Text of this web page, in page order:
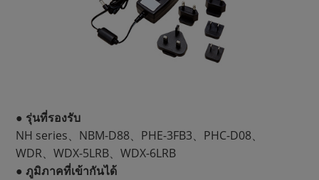
● รุ่นที่รองรับ
NH series、NBM-D88、PHE-3FB3、PHC-D08、
WDR、WDX-5LRB、WDX-6LRB
● ภูมิภาคที่เข้ากันได้